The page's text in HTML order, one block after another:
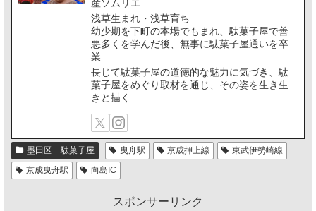
産ソムリエ
浅草生まれ・浅草育ち
幼少期を下町の本場でもまれ、駄菓子屋で善
悪多くを学んだ後、無事に駄菓子屋通いを卒
業
長じて駄菓子屋の道徳的な魅力に気づき、駄
菓子屋をめぐり取材を通じ、その姿を生き生
きと描く
墨田区 駄菓子屋 曳舟駅 京成押上線
東武伊勢崎線
京成曳舟駅
向島IC
スポンサーリンク